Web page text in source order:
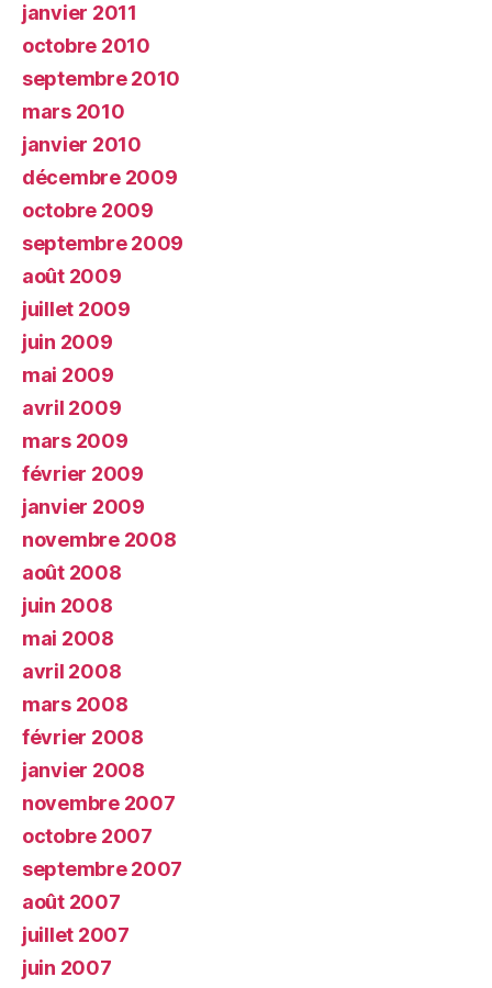
janvier 2011
octobre 2010
septembre 2010
mars 2010
janvier 2010
décembre 2009
octobre 2009
septembre 2009
août 2009
juillet 2009
juin 2009
mai 2009
avril 2009
mars 2009
février 2009
janvier 2009
novembre 2008
août 2008
juin 2008
mai 2008
avril 2008
mars 2008
février 2008
janvier 2008
novembre 2007
octobre 2007
septembre 2007
août 2007
juillet 2007
juin 2007